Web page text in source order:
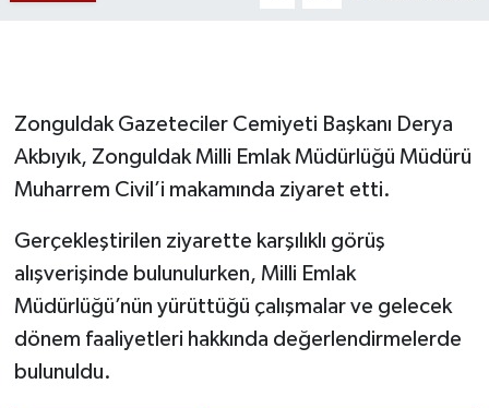
Zonguldak Gazeteciler Cemiyeti Başkanı Derya
Akbıyık, Zonguldak Milli Emlak Müdürlüğü Müdürü
Muharrem Civil’i makamında ziyaret etti.
Gerçekleştirilen ziyarette karşılıklı görüş
alışverişinde bulunulurken, Milli Emlak
Müdürlüğü’nün yürüttüğü çalışmalar ve gelecek
dönem faaliyetleri hakkında değerlendirmelerde
bulunuldu.
Gökçebey
GÜNDEM
İş ilanı
Kilimli
Kültür - Sanat